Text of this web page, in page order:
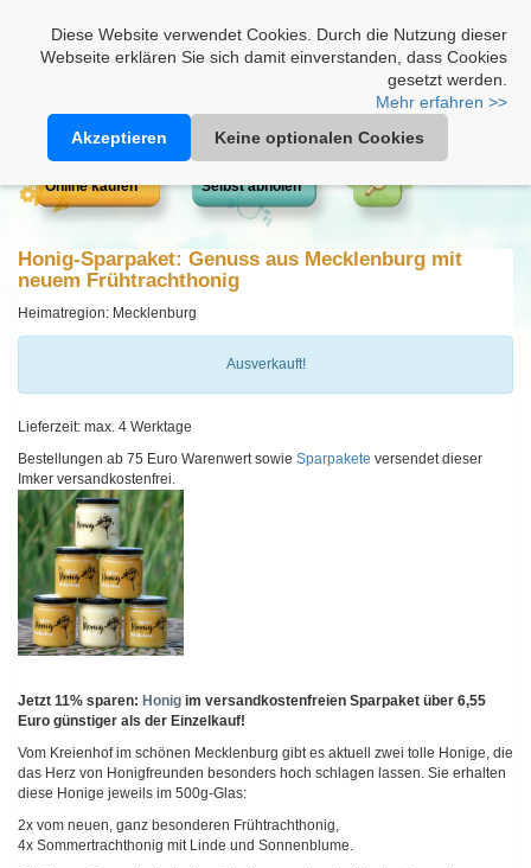
Diese Website verwendet Cookies. Durch die Nutzung dieser
Webseite erklären Sie sich damit einverstanden, dass Cookies
gesetzt werden.
Mehr erfahren >>
Akzeptieren
Keine optionalen Cookies
Online kaufen Selbst abholen
Honig-Sparpaket: Genuss aus Mecklenburg mit
neuem Frühtrachthonig
Heimatregion: Mecklenburg
Ausverkauft!
Lieferzeit: max. 4 Werktage
Bestellungen ab 75 Euro Warenwert sowie Sparpakete versendet dieser
Imker versandkostenfrei.
Jetzt 11% sparen: Honig im versandkostenfreien Sparpaket über 6,55
Euro günstiger als der Einzelkauf!
Vom Kreienhof im schönen Mecklenburg gibt es aktuell zwei tolle Honige, die
das Herz von Honigfreunden besonders hoch schlagen lassen. Sie erhalten
diese Honige jeweils im 500g-Glas:
2x vom neuen, ganz besonderen Frühtrachthonig,
4x Sommertrachthonig mit Linde und Sonnenblume.